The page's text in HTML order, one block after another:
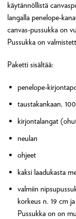
käytännöllistä
langalla penelope-
canvas-pussukka on
Pussukka on
Paketti sisältää:
penelope-
taustakankaan,
kirjontalangat
neulan
ohjeet
kaksi laadukasta
valmiin
korkeus n. 19 cm
Pussukka on on